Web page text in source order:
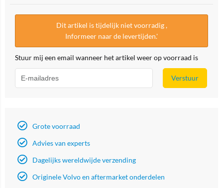
Dit artikel is tijdelijk niet voorradig ,
Informeer naar de levertijden.'
Stuur mij een email wanneer het artikel weer op voorraad is
Verstuur
Grote voorraad
Advies van experts
Dagelijks wereldwijde verzending
Originele Volvo en aftermarket onderdelen